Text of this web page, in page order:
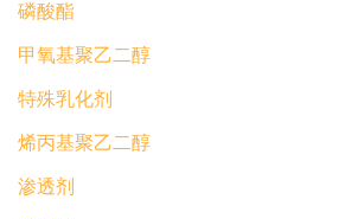
磷酸酯
甲氧基聚乙二醇
特殊乳化剂
烯丙基聚乙二醇
渗透剂